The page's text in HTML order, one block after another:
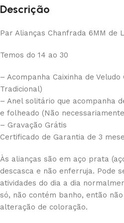
Descrição
Par Alianças Chanfrada 6MM de
Temos do 14 ao 30
– Acompanha Caixinha de
Tradicional)
– Anel solitário que acompanha
e folheado (Não
– Gravação Grátis
Certificado de Garantia de 3
Às alianças são em aço prata
descasca e não enferruja. Pode
atividades do dia a dia
só, não contém banho, então
alteração de coloração.